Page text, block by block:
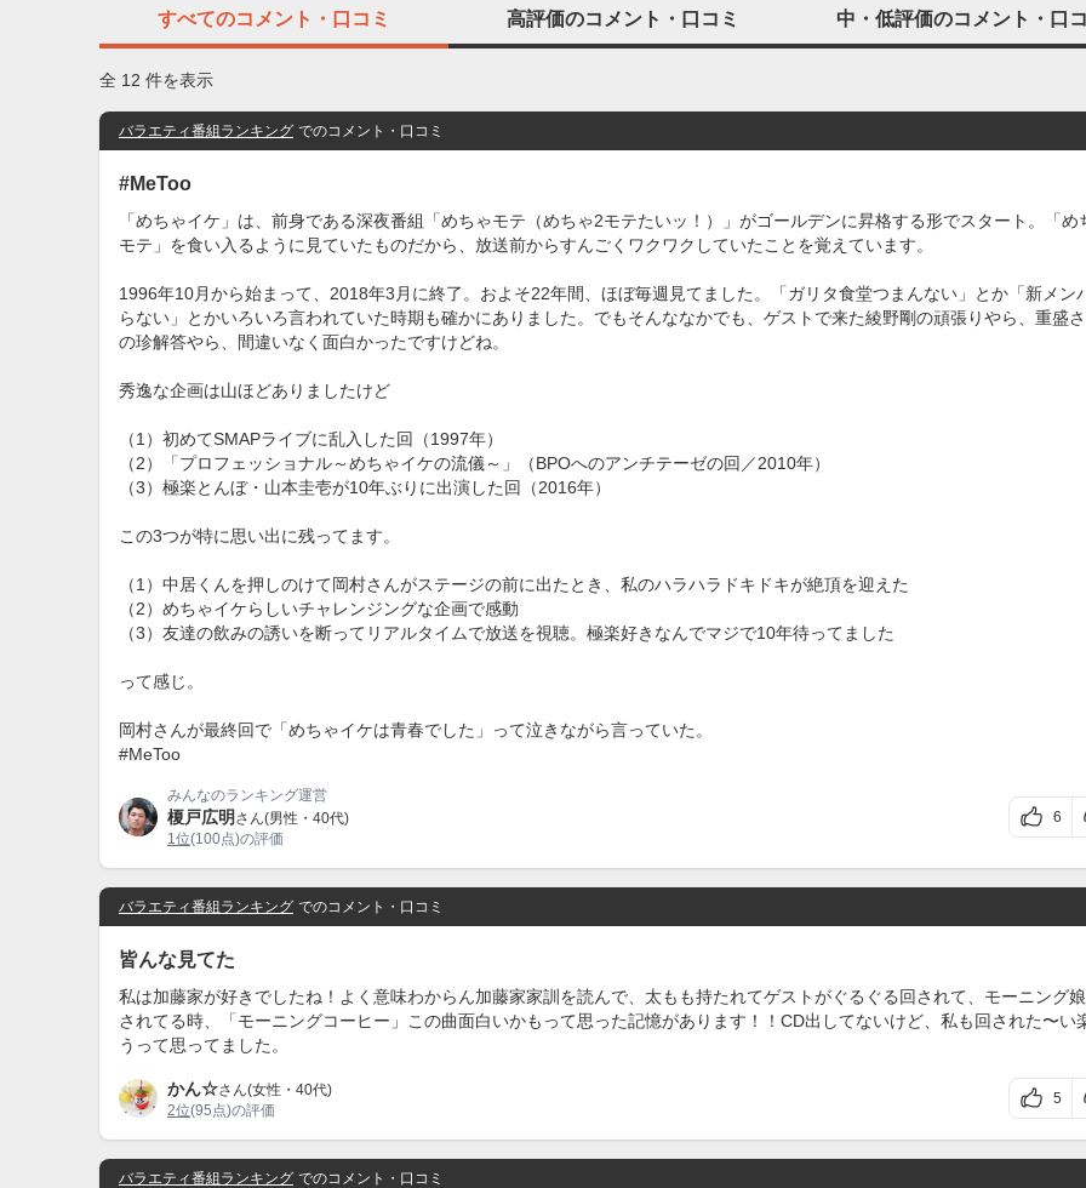
すべてのコメント・口コミ 高評価のコメント・口コミ 中・低評価のコメント・口
全 12 件を表示
バラエティ番組ランキング でのコメント・口コミ
#MeToo
「めちゃイケ」は、前身である深夜番組「めちゃモテ（めちゃ2モテたいッ！）」がゴールデンに昇格する形でスタート。「め
モテ」を食い入るように見ていたものだから、放送前からすんごくワクワクしていたことを覚えています。
1996年10月から始まって、2018年3月に終了。およそ22年間、ほぼ毎週見てました。「ガリタ食堂つまんない」とか「新メン
らない」とかいろいろ言われていた時期も確かにありました。でもそんななかでも、ゲストで来た綾野剛の頑張りやら、重盛
の珍解答やら、間違いなく面白かったですけどね。
秀逸な企画は山ほどありましたけど
（1）初めてSMAPライブに乱入した回（1997年）
（2）「プロフェッショナル～めちゃイケの流儀～」（BPOへのアンチテーゼの回／2010年）
（3）極楽とんぼ・山本圭壱が10年ぶりに出演した回（2016年）
この3つが特に思い出に残ってます。
（1）中居くんを押しのけて岡村さんがステージの前に出たとき、私のハラハラドキドキが絶頂を迎えた
（2）めちゃイケらしいチャレンジングな企画で感動
（3）友達の飲みの誘いを断ってリアルタイムで放送を視聴。極楽好きなんでマジで10年待ってました
って感じ。
岡村さんが最終回で「めちゃイケは青春でした」って泣きながら言っていた。
#MeToo
みんなのランキング運営
榎戸広明 さん(男性・40代)
1位(100点)の評価
6
バラエティ番組ランキング でのコメント・口コミ
皆んな見てた
私は加藤家が好きでしたね！よく意味わからん加藤家家訓を読んで、太もも持たれてゲストがぐるぐる回されて、モーニング
されてる時、「モーニングコーヒー」この曲面白いかもって思った記憶があります！！CD出してないけど、私も回された〜い
うって思ってました。
かん☆さん(女性・40代)
2位(95点)の評価
5
バラエティ番組ランキング でのコメント・口コミ